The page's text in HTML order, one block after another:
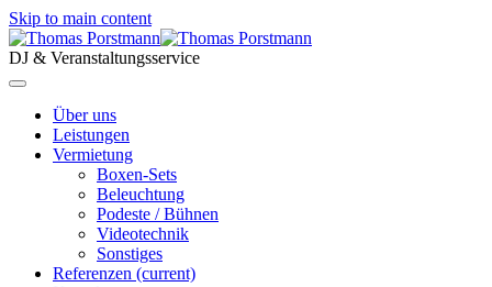
Skip to main content
DJ & Veranstaltungsservice
Über uns
Leistungen
Vermietung
Boxen-Sets
Beleuchtung
Podeste / Bühnen
Videotechnik
Sonstiges
Referenzen (current)